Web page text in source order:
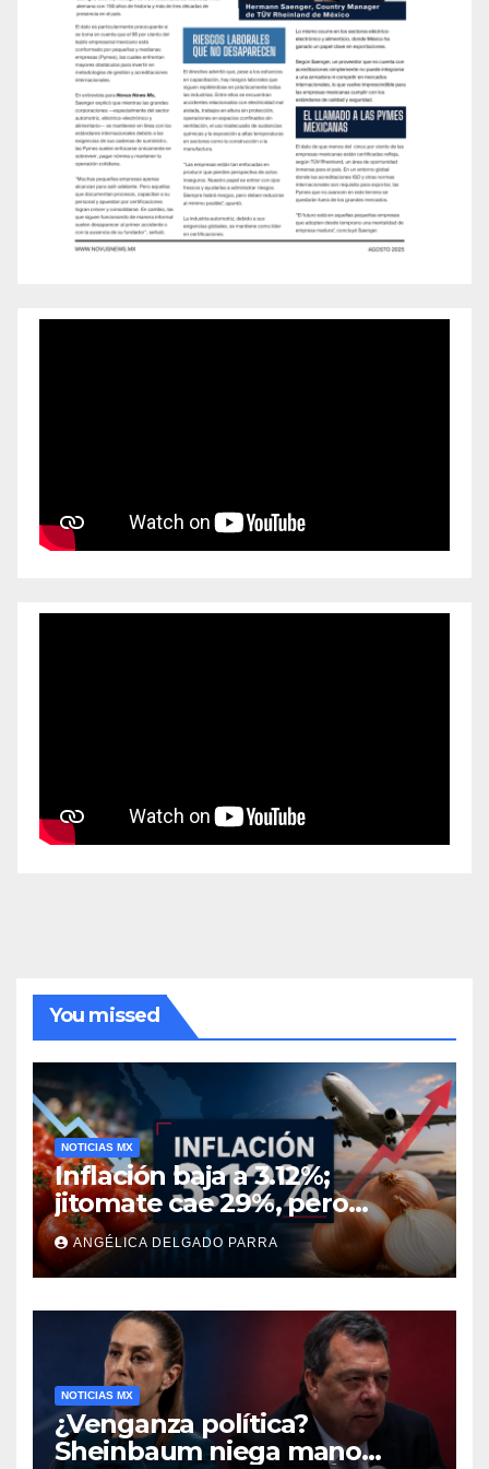
You missed
NOTICIAS MX
Inflación baja a 3.12%;
jitomate cae 29%, pero
cebolla y vuelos se
encarecen
ANGÉLICA DELGADO PARRA
NOTICIAS MX
¿Venganza política?
Sheinbaum niega mano